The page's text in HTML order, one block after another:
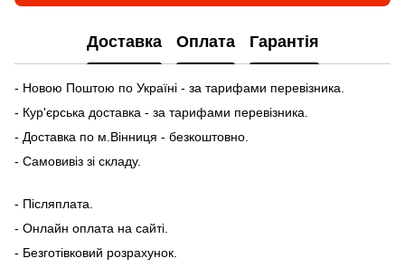
Доставка Оплата Гарантія
- Новою Поштою по Україні - за тарифами перевізника.
- Кур'єрська доставка - за тарифами перевізника.
- Доставка по м.Вінниця - безкоштовно.
- Самовивіз зі складу.
- Післяплата.
- Онлайн оплата на сайті.
- Безготівковий розрахунок.